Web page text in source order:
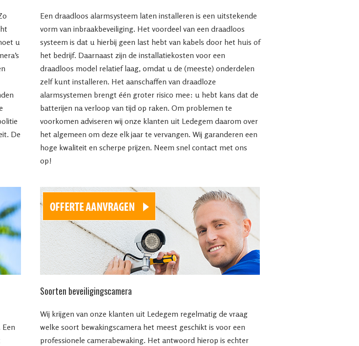
u
De
Een draadloos alarmsysteem laten installeren is een uitstekende
vorm van inbraakbeveiliging. Het voordeel van een draadloos
systeem is dat u hierbij geen last hebt van kabels door het huis of
het bedrijf. Daarnaast zijn de installatiekosten voor een
draadloos model relatief laag, omdat u de (meeste) onderdelen
zelf kunt installeren. Het aanschaffen van draadloze
alarmsystemen brengt één groter risico mee: u hebt kans dat de
batterijen na verloop van tijd op raken. Om problemen te
voorkomen adviseren wij onze klanten uit Ledegem daarom over
het algemeen om deze elk jaar te vervangen. Wij garanderen een
hoge kwaliteit en scherpe prijzen. Neem snel contact met ons
op!
Soorten beveiligingscamera
Wij krijgen van onze klanten uit Ledegem regelmatig de vraag
welke soort bewakingscamera het meest geschikt is voor een
professionele camerabewaking. Het antwoord hierop is echter